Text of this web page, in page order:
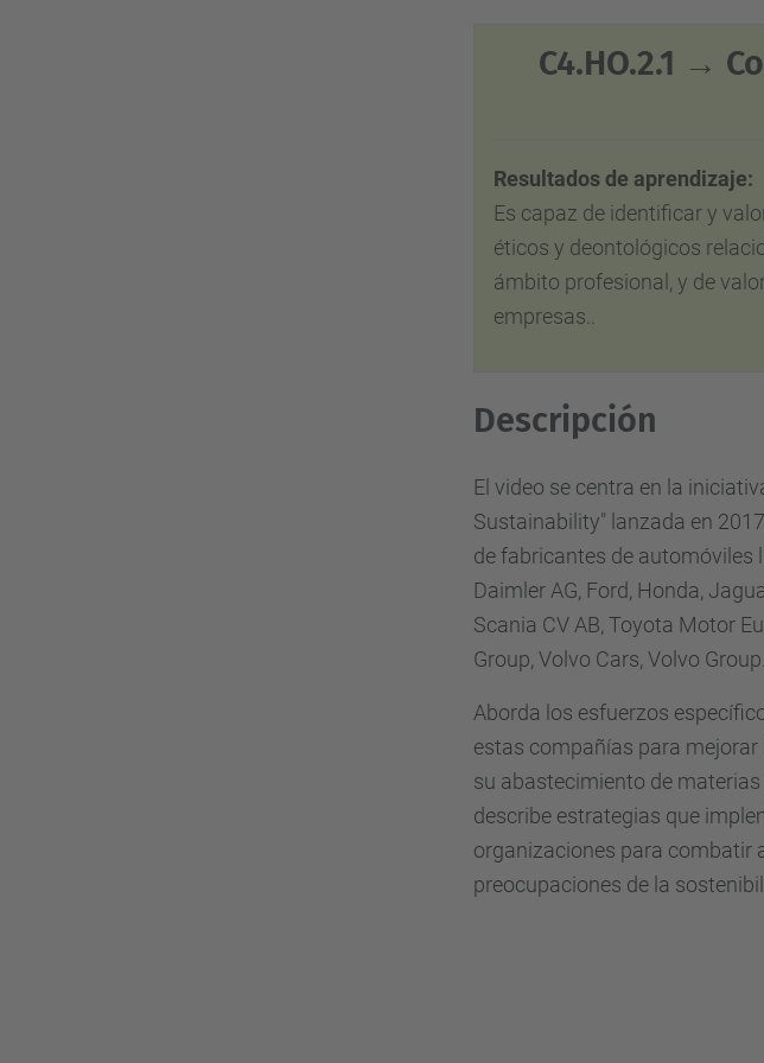
C4.HO.2.1 →
Resultados de aprendizaje:
Es capaz de identificar y
éticos y deontológicos
ámbito profesional, y de
empresas.
Descripción
El video se centra en la
Sustainability" lanzada en
de fabricantes de automóviles
Daimler AG, Ford, Honda,
Scania CV AB, Toyota Motor
Group, Volvo Cars, Volvo Group.
Aborda los esfuerzos
estas compañías para
su abastecimiento de
describe estrategias que
organizaciones para combatir
preocupaciones de la